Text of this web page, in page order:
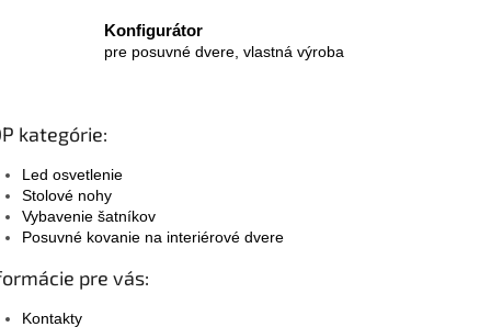
Konfigurátor
pre posuvné dvere, vlastná výroba
kategórie:
Led osvetlenie
Stolové nohy
Vybavenie šatníkov
Posuvné kovanie na interiérové dvere
pre vás:
Kontakty